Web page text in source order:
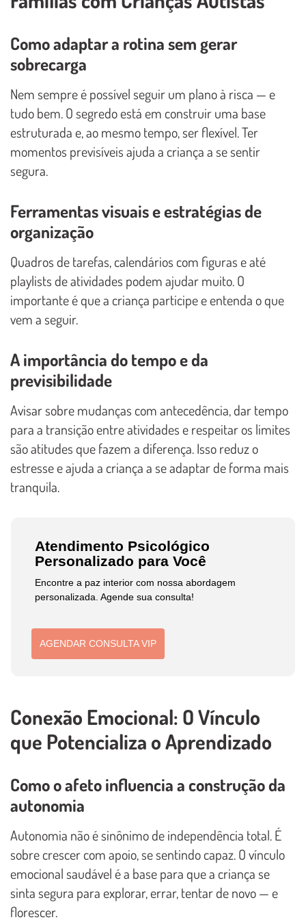
Como adaptar a rotina sem gerar
sobrecarga
Nem sempre é possível seguir um plano à risca — e
tudo bem. O segredo está em construir uma base
estruturada e, ao mesmo tempo, ser flexível. Ter
momentos previsíveis ajuda a criança a se sentir
segura.
Ferramentas visuais e estratégias de
organização
Quadros de tarefas, calendários com figuras e até
playlists de atividades podem ajudar muito. O
importante é que a criança participe e entenda o que
vem a seguir.
A importância do tempo e da
previsibilidade
Avisar sobre mudanças com antecedência, dar tempo
para a transição entre atividades e respeitar os limites
são atitudes que fazem a diferença. Isso reduz o
estresse e ajuda a criança a se adaptar de forma mais
tranquila.
Atendimento Psicológico
Personalizado para Você
Encontre a paz interior com nossa abordagem
personalizada. Agende sua consulta!
AGENDAR CONSULTA VIP
Conexão Emocional: O Vínculo
que Potencializa o Aprendizado
Como o afeto influencia a construção da
autonomia
Autonomia não é sinônimo de independência total. É
sobre crescer com apoio, se sentindo capaz. O vínculo
emocional saudável é a base para que a criança se
sinta segura para explorar, errar, tentar de novo — e
florescer.